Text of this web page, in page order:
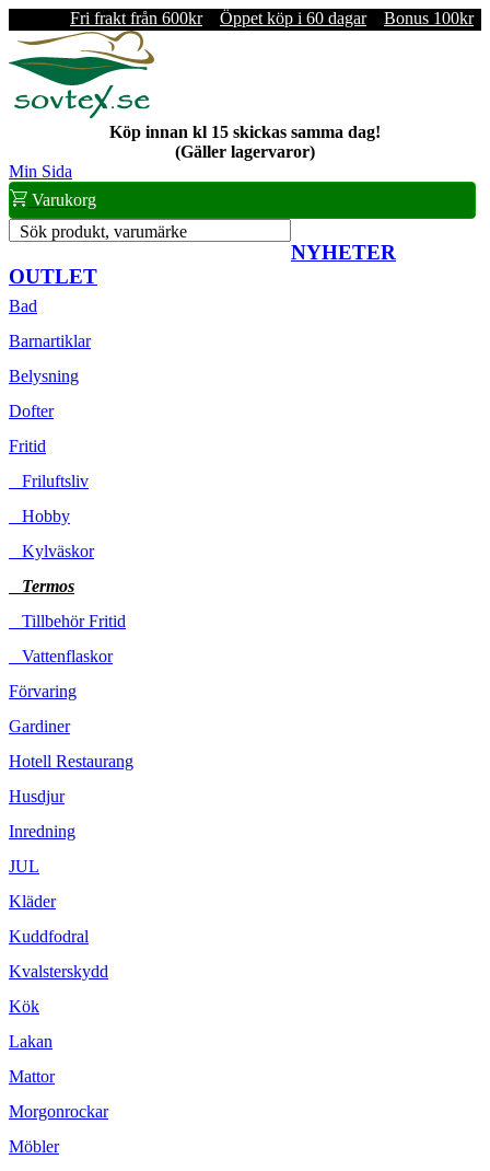
Fri frakt från 600kr Öppet köp i 60 dagar Bonus 100kr
Köp innan kl 15 skickas samma dag!
(Gäller lagervaror)
Min Sida
Varukorg
Sök produkt, varumärke
NYHETER
OUTLET
Bad
Barnartiklar
Belysning
Dofter
Fritid
Friluftsliv
Hobby
Kylväskor
Termos
Tillbehör Fritid
Vattenflaskor
Förvaring
Gardiner
Hotell Restaurang
Husdjur
Inredning
JUL
Kläder
Kuddfodral
Kvalsterskydd
Kök
Lakan
Mattor
Morgonrockar
Möbler